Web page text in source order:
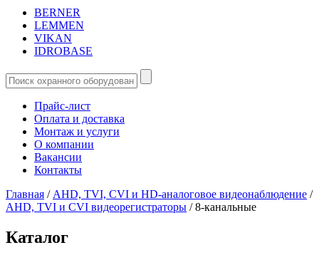
BERNER
LEMMEN
VIKAN
IDROBASE
Прайс-лист
Оплата и доставка
Монтаж и услуги
О компании
Вакансии
Контакты
Главная / AHD, TVI, CVI и HD-аналоговое видеонаблюдение /
AHD, TVI и CVI видеорегистраторы /8-канальные
Каталог